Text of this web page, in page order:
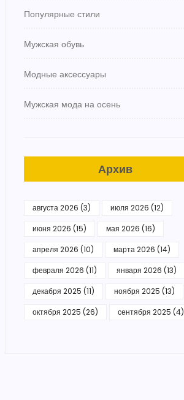
Популярные стили
Мужская обувь
Модные аксессуары
Мужская мода на осень
Архив
августа 2026 (3) июля 2026 (12)
июня 2026 (15) мая 2026 (16)
апреля 2026 (10) марта 2026 (14)
февраля 2026 (11) января 2026 (13)
декабря 2025 (11) ноября 2025 (13)
октября 2025 (26) сентября 2025 (4)